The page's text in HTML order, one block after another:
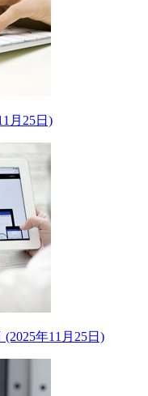
月25日)
年11月25日)